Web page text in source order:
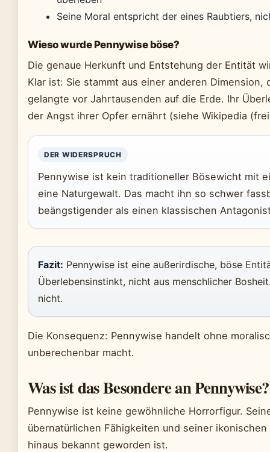
Seine Moral entspricht der eines Raubtiers,
Wieso wurde Pennywise böse?
Die genaue Herkunft und Entstehung der Entität
Klar ist: Sie stammt aus einer anderen
gelangte vor Jahrtausenden auf die Erde. Ihr
der Angst ihrer Opfer ernährt (siehe Wikipedia
DER WIDERSPRUCH
Pennywise ist kein traditioneller Bösewicht mit
eine Naturgewalt. Das macht ihn so schwer
beängstigender als einen klassischen
Fazit: Pennywise ist eine außerirdische, böse
Überlebensinstinkt, nicht aus menschlicher
nicht.
Die Konsequenz: Pennywise handelt ohne
unberechenbar macht.
Was ist das Besondere an Pennywise?
Pennywise ist keine gewöhnliche Horrorfigur.
übernatürlichen Fähigkeiten und seiner
hinaus bekannt geworden ist.